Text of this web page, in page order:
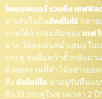
โคลเชสเตอร์ รวมถึง เชฟฟิล
มาเล่นในถิ่นฮิลส์โบโร่ กลา
ภายใต้การคุมทีมของ เดฟ
มาก ได้ลงเล่นสม่ำเสมอใน
ประตู จนทีมคว้าตั๋วกลับมา
ด้วยผลงานที่ทำได้อย่างยอด
ดึง อันโตนิโอ มาอยู่กับทีมแบ
อีก 13 ประตูในช่วงเวลา 2